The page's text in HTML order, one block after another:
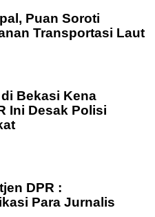
Puan Soroti
Transportasi Laut
Bekasi Kena
Ini Desak Polisi
DPR :
Para Jurnalis